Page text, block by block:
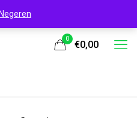
0
€0,00
Negeren